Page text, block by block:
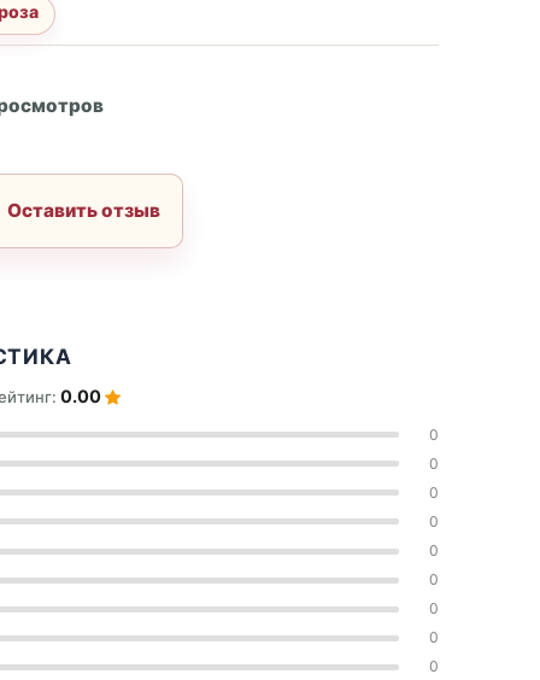
Оставить отзыв
0.00
0
0
0
0
0
0
0
0
0